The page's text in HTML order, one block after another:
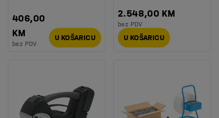
406,00
KM
bez PDV
U KOŠARICU
2.548,00 KM
bez PDV
U KOŠARICU